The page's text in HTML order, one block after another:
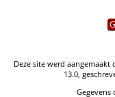
Deze site werd aangemaakt
13.0,